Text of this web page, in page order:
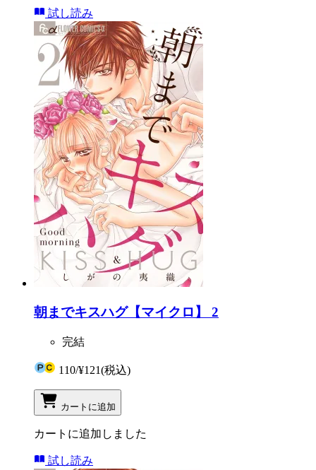
試し読み
朝までキスハグ【マイクロ】 2
完結
110/¥121(税込)
カートに追加
カートに追加しました
試し読み